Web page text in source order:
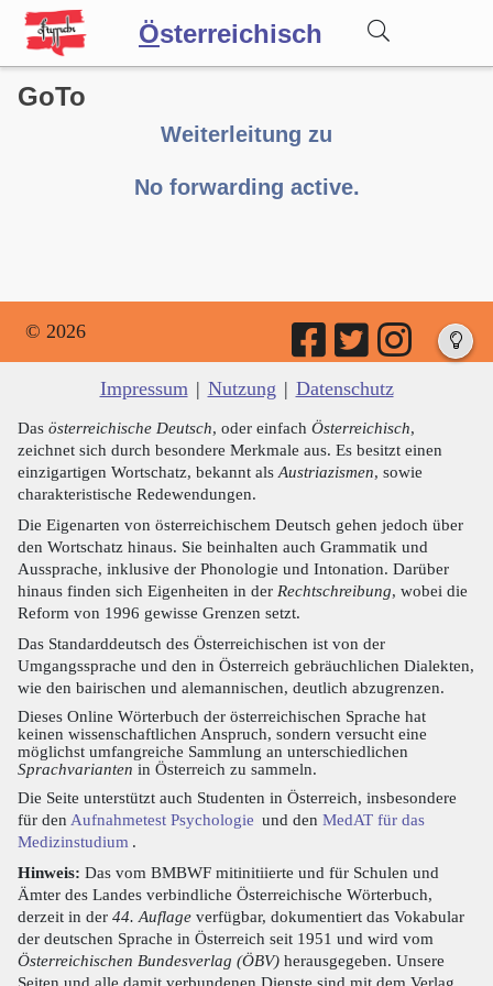
Österreichisch
Wörterbuch
GoTo
Weiterleitung zu
No forwarding active.
© 2026
Impressum | Nutzung | Datenschutz
Das österreichische Deutsch, oder einfach Österreichisch,
zeichnet sich durch besondere Merkmale aus. Es besitzt einen
einzigartigen Wortschatz, bekannt als Austriazismen, sowie
charakteristische Redewendungen.
Die Eigenarten von österreichischem Deutsch gehen jedoch über
den Wortschatz hinaus. Sie beinhalten auch Grammatik und
Aussprache, inklusive der Phonologie und Intonation. Darüber
hinaus finden sich Eigenheiten in der Rechtschreibung, wobei die
Reform von 1996 gewisse Grenzen setzt.
Das Standarddeutsch des Österreichischen ist von der
Umgangssprache und den in Österreich gebräuchlichen Dialekten,
wie den bairischen und alemannischen, deutlich abzugrenzen.
Dieses Online Wörterbuch der österreichischen Sprache hat
keinen wissenschaftlichen Anspruch, sondern versucht eine
möglichst umfangreiche Sammlung an unterschiedlichen
Sprachvarianten in Österreich zu sammeln.
Die Seite unterstützt auch Studenten in Österreich, insbesondere
für den Aufnahmetest Psychologie und den MedAT für das
Medizinstudium .
Hinweis: Das vom BMBWF mitinitiierte und für Schulen und
Ämter des Landes verbindliche Österreichische Wörterbuch,
derzeit in der 44. Auflage verfügbar, dokumentiert das Vokabular
der deutschen Sprache in Österreich seit 1951 und wird vom
Österreichischen Bundesverlag (ÖBV) herausgegeben. Unsere
Seiten und alle damit verbundenen Dienste sind mit dem Verlag